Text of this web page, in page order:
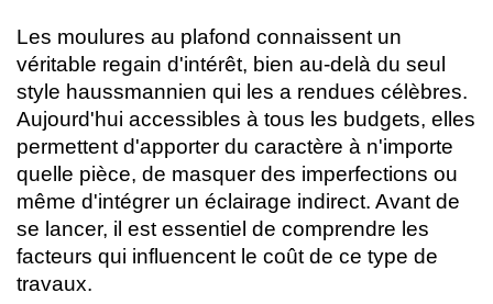
Les moulures au plafond connaissent un
véritable regain d'intérêt, bien au-delà du seul
style haussmannien qui les a rendues célèbres.
Aujourd'hui accessibles à tous les budgets, elles
permettent d'apporter du caractère à n'importe
quelle pièce, de masquer des imperfections ou
même d'intégrer un éclairage indirect. Avant de
se lancer, il est essentiel de comprendre les
facteurs qui influencent le coût de ce type de
travaux.